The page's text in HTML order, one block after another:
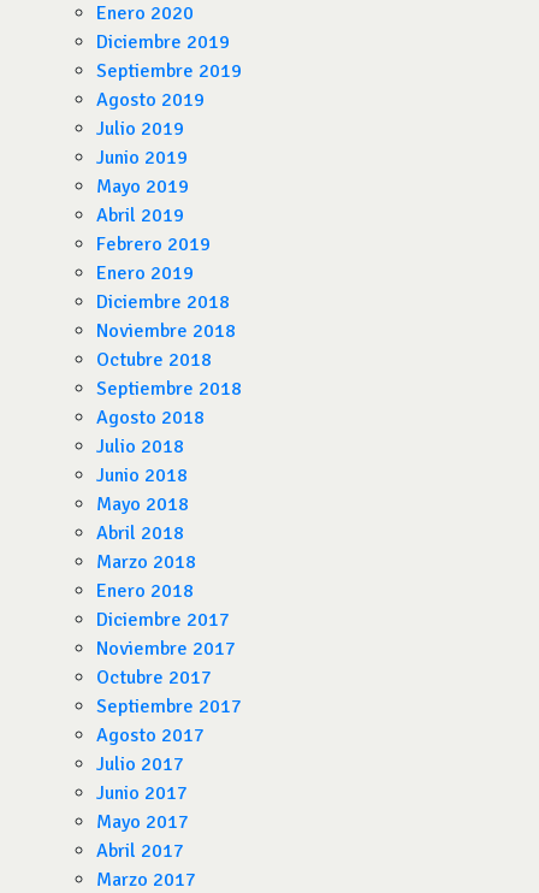
Enero 2020
Diciembre 2019
Septiembre 2019
Agosto 2019
Julio 2019
Junio 2019
Mayo 2019
Abril 2019
Febrero 2019
Enero 2019
Diciembre 2018
Noviembre 2018
Octubre 2018
Septiembre 2018
Agosto 2018
Julio 2018
Junio 2018
Mayo 2018
Abril 2018
Marzo 2018
Enero 2018
Diciembre 2017
Noviembre 2017
Octubre 2017
Septiembre 2017
Agosto 2017
Julio 2017
Junio 2017
Mayo 2017
Abril 2017
Marzo 2017